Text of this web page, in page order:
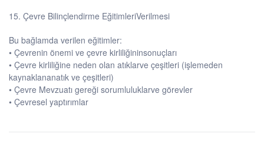
15. Çevre Bilinçlendirme EğitimleriVerilmesi
Bu bağlamda verilen eğitimler:
• Çevrenin önemi ve çevre kirliliğininsonuçları
• Çevre kirliliğine neden olan atıklarve çeşitleri (işlemeden
kaynaklananatık ve çeşitleri)
• Çevre Mevzuatı gereği sorumluluklarve görevler
• Çevresel yaptırımlar